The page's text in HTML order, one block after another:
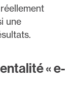
une
« e-